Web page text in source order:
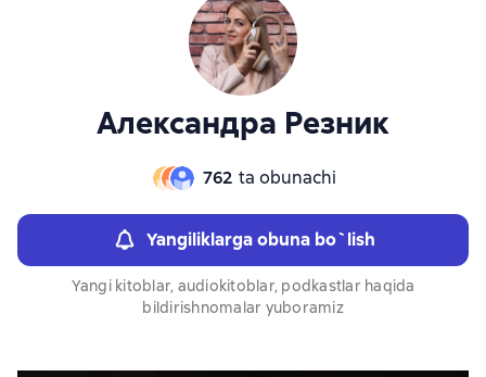
Александра Резник
762 ta obunachi
Yangiliklarga obuna bo`lish
Yangi kitoblar, audiokitoblar, podkastlar haqida
bildirishnomalar yuboramiz